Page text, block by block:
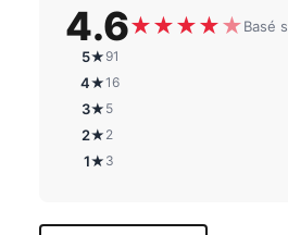
4.6★★★★★Basé
5★ 91
4★16
3★ 5
2★ 2
1★ 3